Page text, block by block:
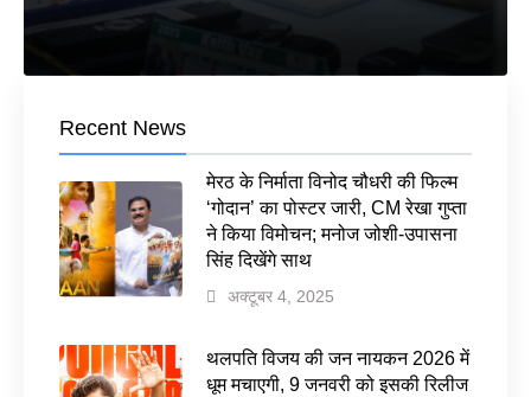
Recent News
मेरठ के निर्माता विनोद चौधरी की फिल्म
‘गोदान’ का पोस्टर जारी, CM रेखा गुप्ता
ने किया विमोचन; मनोज जोशी-उपासना
सिंह दिखेंगे साथ
अक्टूबर 4, 2025
थलपति विजय की जन नायकन 2026 में
धूम मचाएगी, 9 जनवरी को इसकी रिलीज